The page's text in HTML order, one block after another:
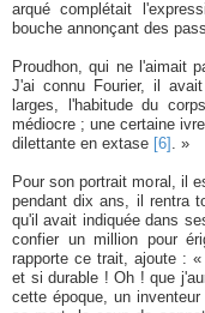
arqué complétait
bouche annonçant des
Proudhon, qui ne l'aimait
J'ai connu Fourier, il
larges, l'habitude du
médiocre ; une certaine
dilettante en extase [6] . »
Pour son portrait moral, il
pendant dix ans, il rentra
qu'il avait indiquée dans
confier un million pour
rapporte ce trait, ajoute :
et si durable ! Oh ! que
cette époque, un